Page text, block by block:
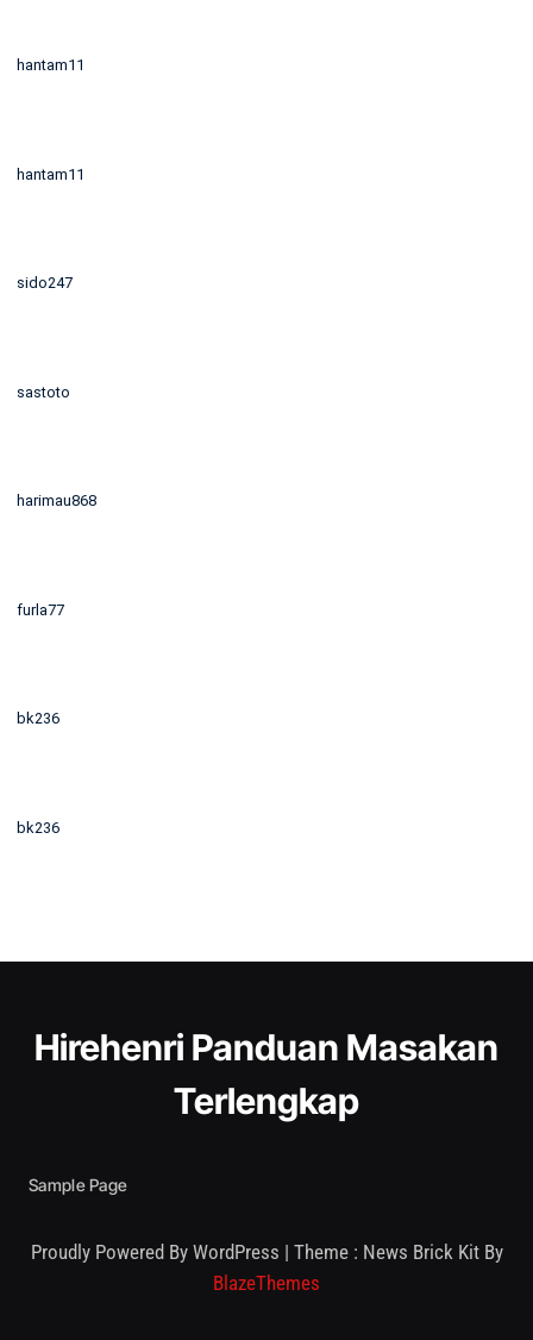
hantam11
hantam11
sido247
sastoto
harimau868
furla77
bk236
bk236
Hirehenri Panduan Masakan
Terlengkap
Sample Page
Proudly Powered By WordPress | Theme : News Brick Kit By
BlazeThemes